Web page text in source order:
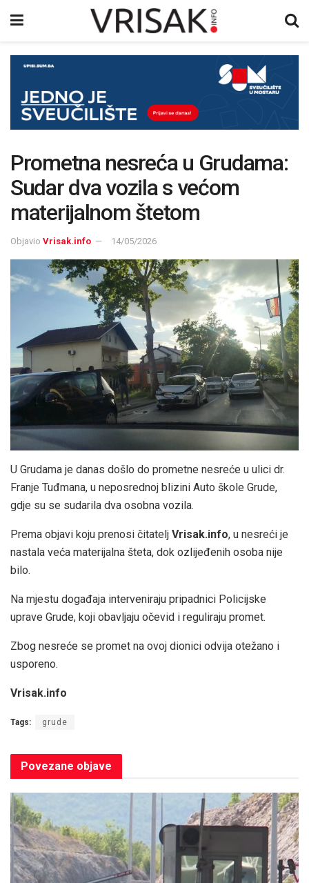
Prometna nesreća u Grudama:
Sudar dva vozila s većom
materijalnom štetom
Objavio Vrisak.info 14/05/2026
U Grudama je danas došlo do prometne nesreće u ulici dr.
Franje Tuđmana, u neposrednoj blizini Auto škole Grude,
gdje su se sudarila dva osobna vozila.
Prema objavi koju prenosi čitatelj Vrisak.info, u nesreći je
nastala veća materijalna šteta, dok ozlijeđenih osoba nije
bilo.
Na mjestu događaja interveniraju pripadnici Policijske
uprave Grude, koji obavljaju očevid i reguliraju promet.
Zbog nesreće se promet na ovoj dionici odvija otežano i
usporeno.
Vrisak.info
Tags: grude
Povezane objave